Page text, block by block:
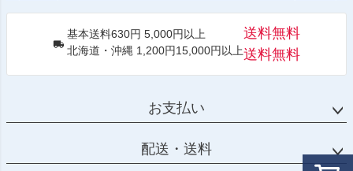
基本送料630円 5,000円以上
北海道・沖縄 1,200円15,000円以上
送料無料
送料無料
お支払い
配送・送料